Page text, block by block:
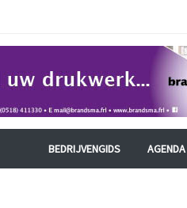
BEDRIJVENGIDS AGENDA